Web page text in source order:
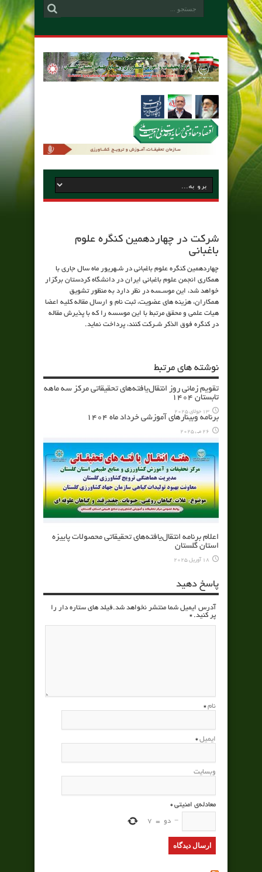
شرکت در چهاردهمین کنگره علوم
باغبانی
چهاردهمین کنگره علوم باغبانی در شـهریور ماه سال جاري با
همکاري انجمن علوم باغبانی ایران در دانشگاه کردستان برگزار
خواهد شد، این موسـسه در نظر دارد به منظور تشویق
همکاران، هزینه هاي عضویت، ثبت نام و ارسال مقاله کلیه اعضا
هیات علمی و محقق مرتبط با این موسسه را که با پذیرش مقاله
در کنگره فوق الذکر شـرکت کنند، پرداخت نماید.
نوشته های مرتبط
تقویم زمانی روز انتقال‌یافته‌های تحقیقاتی مرکز سه ماهه
تابستان 1404
13 جولای 2025
برنامه وبینارهای آموزشی خرداد ماه 1404
26 می 2025
اعلام برنامه انتقال‌یافته‌های تحقیقاتی محصولات پاییزه
استان گلستان
18 آوریل 2025
پاسخ دهید
آدرس ایمیل شما منتشر نخواهد شد.فیلد های ستاره دار را
پر کنید.*
نام *
ایمیل *
وبسایت
معادله‌ی امنیتی*
− دو =
7